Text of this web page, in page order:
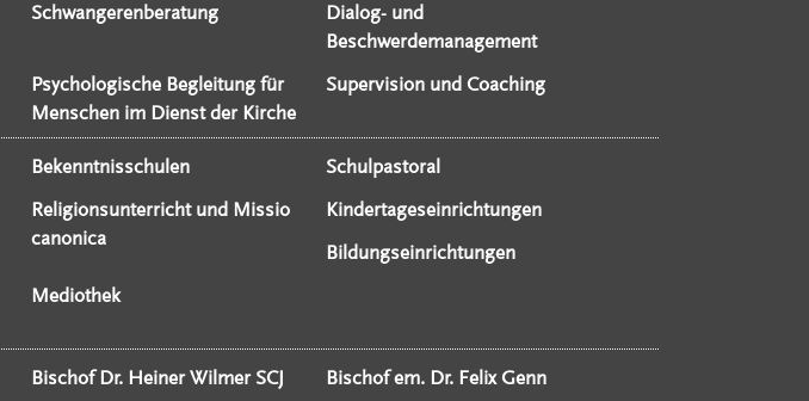
Schwangerenberatung
Dialog- und
Beschwerdemanagement
Psychologische Begleitung für
Menschen im Dienst der Kirche
Supervision und Coaching
Bekenntnisschulen
Schulpastoral
Religionsunterricht und Missio
canonica
Kindertageseinrichtungen
Bildungseinrichtungen
Mediothek
Bischof Dr. Heiner Wilmer SCJ Bischof em. Dr. Felix Genn